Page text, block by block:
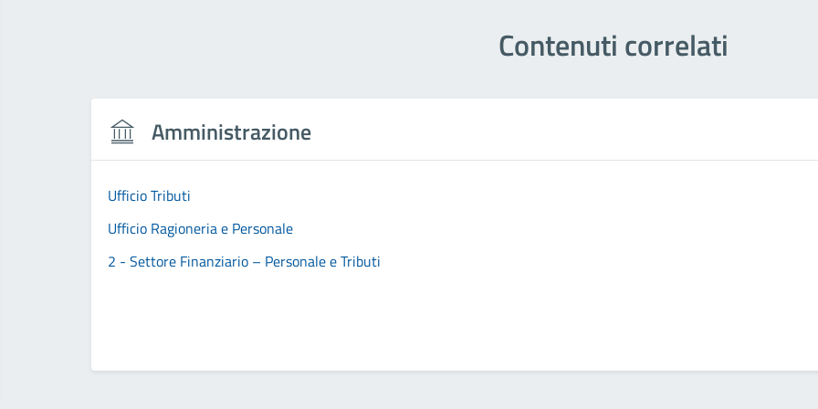
Contenuti correlati
Amministrazione
Ufficio Tributi
Ufficio Ragioneria e Personale
2 - Settore Finanziario – Personale e Tributi